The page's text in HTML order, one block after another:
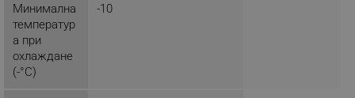
Минимална
температур
а при
охлаждане
(-°C)
-10
ТАРГЕТИРАНЕ